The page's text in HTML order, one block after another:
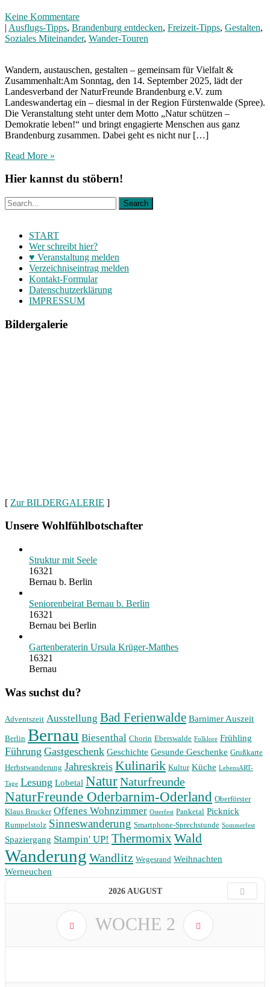
Keine Kommentare
| Ausflugs-Tipps, Brandenburg entdecken, Freizeit-Tipps, Gestalten,
Soziales Miteinander, Wander-Touren
Wandern, austauschen, gestalten – gemeinsam für Vielfalt &
Zusammenhalt:Am Sonntag, den 14. September 2025, lädt der
Landesverband der NaturFreunde Brandenburg e.V. zum
Landeswandertag ein – diesmal in der Region Fürstenwalde (Spree).
Die Veranstaltung steht unter dem Motto „Natur schützen –
Demokratie leben!“ und bringt engagierte Menschen aus ganz
Brandenburg zusammen. Dabei geht es nicht nur […]
Read More »
Hier kannst du stöbern!
START
Wer schreibt hier?
♥ Veranstaltung melden
Verzeichniseintrag melden
Kontakt-Formular
Datenschutzerklärung
IMPRESSUM
Bildergalerie
[ Zur BILDERGALERIE ]
Unsere Wohlfühlbotschafter
Struktur mit Seele
16321
Bernau b. Berlin
Seniorenbeirat Bernau b. Berlin
16321
Bernau bei Berlin
Gartenberaterin Ursula Krüger-Matthes
16321
Bernau
Was suchst du?
Adventszeit Ausstellung Bad Ferienwalde Barnimer Auszeit
Berlin Bernau Biesenthal Chorin Eberswalde Folklore Frühling
Führung Gastgeschenk Geschichte Gesunde Geschenke Grußkarte
Herbstwanderung Jahreskreis Kulinarik Kultur Küche LebensART-
Tage Lesung Lobetal NaturNaturfreunde
NaturFreunde Oderbarnim-Oderland Oberförster
Klaus Brucker Offenes Wohnzimmer Osterfest Panketal Picknick
Rumpelstolz Sinneswanderung Smartphone-Sprechstunde Sommerfest
Spaziergang Stampin' UP! ThermomixWald
Wanderung Wandlitz Wegesrand Weihnachten
Werneuchen
2026 AUGUST
WOCHE 2